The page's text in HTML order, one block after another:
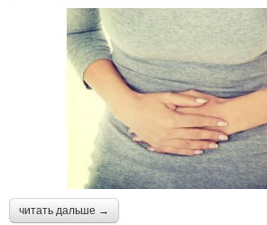
читать дальше →